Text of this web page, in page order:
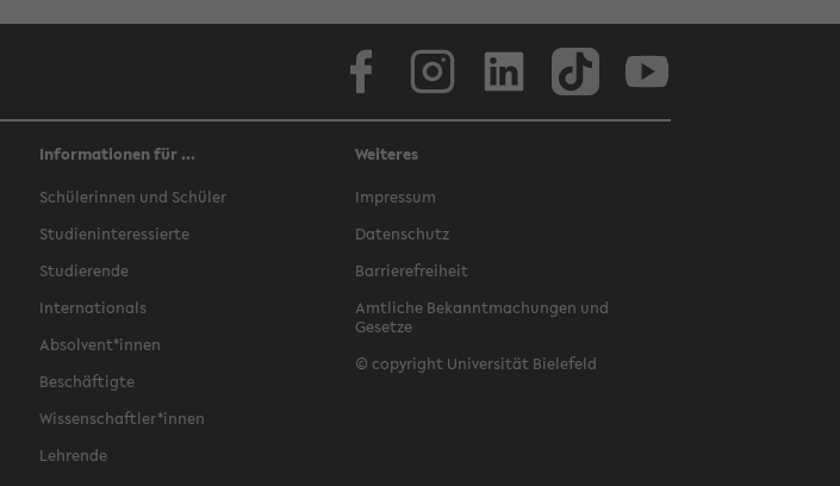
Informationen für ...
Schülerinnen und Schüler
Studieninteressierte
Studierende
Internationals
Absolvent*innen
Beschäftigte
Wissenschaftler*innen
Lehrende
Weiteres
Impressum
Datenschutz
Barrierefreiheit
Amtliche Bekanntmachungen und
Gesetze
© copyright Universität Bielefeld